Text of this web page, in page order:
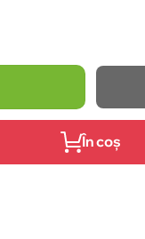
În coș